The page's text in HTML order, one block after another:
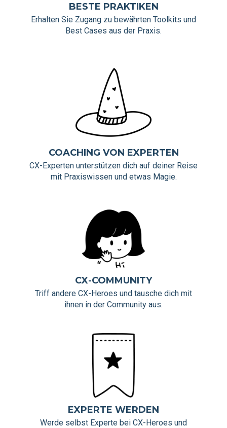
BESTE PRAKTIKEN
Erhalten Sie Zugang zu bewährten Toolkits und
Best Cases aus der Praxis.
COACHING VON EXPERTEN
CX-Experten unterstützen dich auf deiner Reise
mit Praxiswissen und etwas Magie.
CX-COMMUNITY
Triff andere CX-Heroes und tausche dich mit
ihnen in der Community aus.
EXPERTE WERDEN
Werde selbst Experte bei CX-Heroes und